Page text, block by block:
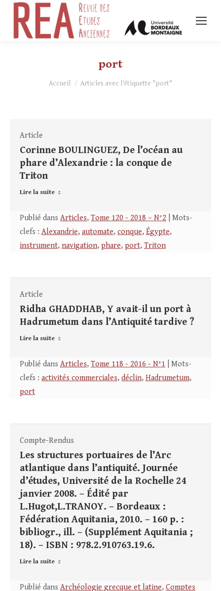
port
Vous êtes ici :
Accueil Articles avec l’étiquette "port"
Article
Corinne BOULINGUEZ, De l’océan au
phare d’Alexandrie : la conque de
Triton
Lire la suite
Publié dans Articles, Tome 120 - 2018 – N°2 | Mots-
clefs : Alexandrie, automate, conque, Égypte,
instrument, navigation, phare, port, Triton
Article
Ridha GHADDHAB, Y avait-il un port à
Hadrumetum dans l’Antiquité tardive ?
Lire la suite
Publié dans Articles, Tome 118 - 2016 - N°1 | Mots-
clefs : activités commerciales, déclin, Hadrumetum,
port
Compte-Rendus
Les structures portuaires de l’Arc
atlantique dans l’antiquité. Journée
d’études, Université de la Rochelle 24
janvier 2008. – Édité par
L.Hugot,L.TRANOY. – Bordeaux :
Fédération Aquitania, 2010. – 160 p. :
bibliogr., ill. – (Supplément Aquitania ;
18). – ISBN : 978.2.910763.19.6.
Lire la suite
Publié dans Archéologie grecque et latine, Comptes